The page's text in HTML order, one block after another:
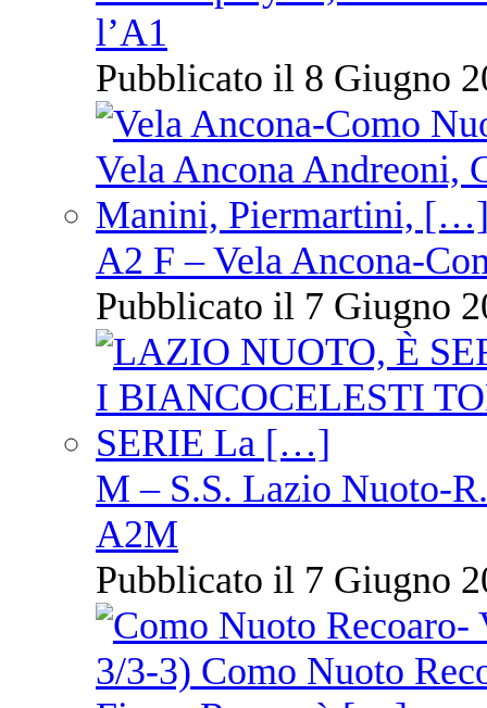
l’A1
Pubblicato il 8 Giugno
A2 F – Vela Ancona-
Pubblicato il 7 Giugno
M – S.S. Lazio Nuoto-
A2M
Pubblicato il 7 Giugno